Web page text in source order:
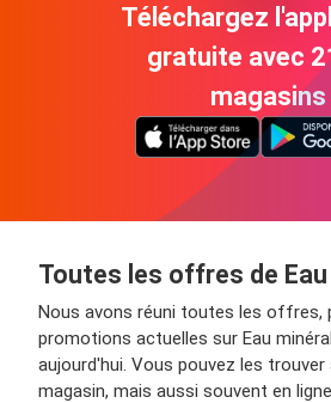
Téléchargez
gratuite avec
magasins
Toutes les offres de
Nous avons réuni toutes les offres,
promotions actuelles sur Eau
aujourd'hui. Vous pouvez les trouver
magasin, mais aussi souvent en